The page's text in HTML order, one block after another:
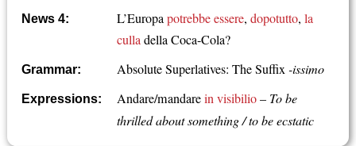
News 4: L’Europapotrebbe essere,dopotutto,la
culladella Coca-Cola?
Grammar: Absolute Superlatives: The Suffix-issimo
Expressions: Andare/mandarein visibilio– To be
thrilled about something / to be ecstatic